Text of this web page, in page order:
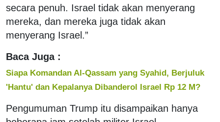
secara penuh. Israel tidak akan menyerang
mereka, dan mereka juga tidak akan
menyerang Israel.”
Baca Juga :
Siapa Komandan Al-Qassam yang Syahid, Berjuluk
'Hantu' dan Kepalanya Dibanderol Israel Rp 12 M?
Pengumuman Trump itu disampaikan hanya